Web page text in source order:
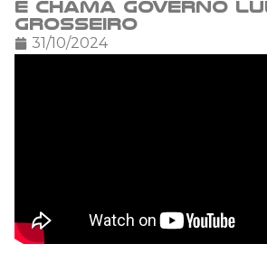
e chama governo
grosseiro
31/10/2024